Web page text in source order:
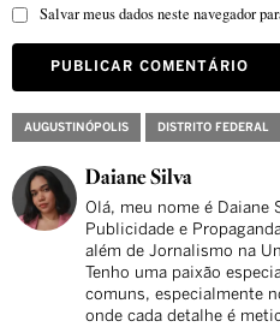
Salvar meus dados neste navegador
AUGUSTINÓPOLIS DISTRITO FEDERAL
Daiane Silva
Olá, meu nome é Daiane
Publicidade e
além de Jornalismo na
Tenho uma paixão
comuns, especialmente
onde cada detalhe é